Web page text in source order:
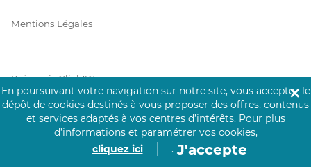
Mentions Légales
Prérequis Click&Care
Protection des Données
En poursuivant votre navigation sur notre site, vous acceptez le
dépôt de cookies destinés à vous proposer des offres, contenus
et services adaptés à vos centres d’intérêts. Pour plus
d’informations et paramétrer vos cookies,
cliquez ici
. J'accepte
✕